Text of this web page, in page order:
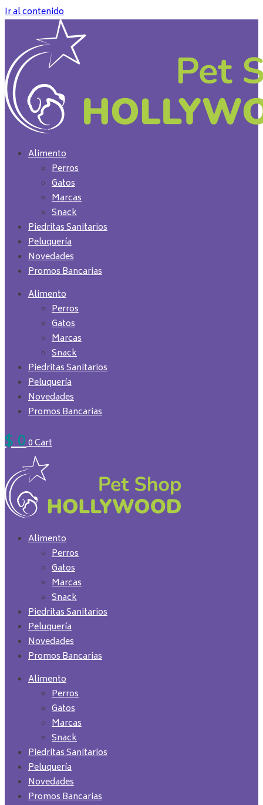
Ir al contenido
Alimento
Perros
Gatos
Marcas
Snack
Piedritas Sanitarios
Peluquería
Novedades
Promos Bancarias
Alimento
Perros
Gatos
Marcas
Snack
Piedritas Sanitarios
Peluquería
Novedades
Promos Bancarias
$00Cart
Alimento
Perros
Gatos
Marcas
Snack
Piedritas Sanitarios
Peluquería
Novedades
Promos Bancarias
Alimento
Perros
Gatos
Marcas
Snack
Piedritas Sanitarios
Peluquería
Novedades
Promos Bancarias